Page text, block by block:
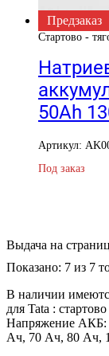
Предзаказ
Cтартово -
50Ah
Артикул:
Под заказ
Выдача на
Показано: 7 из 7
В наличии
для Tata :
Напряжение АКБ:
Ач, 70 Ач, 80 Ач,